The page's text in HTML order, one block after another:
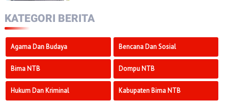
KATEGORI BERITA
Agama Dan Budaya Bencana Dan Sosial
Bima NTB Dompu NTB
Hukum Dan Kriminal Kabupaten Bima NTB